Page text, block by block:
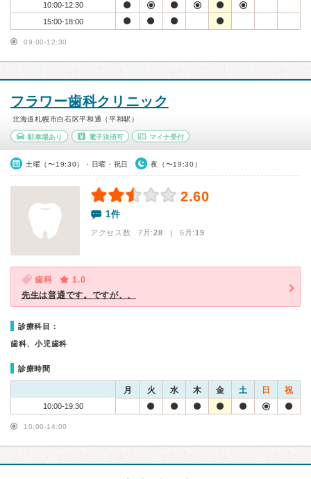
10:00-12:30
15:00-18:00
09:00-12:30
フラワー歯科クリニック
北海道札幌市白石区平和通（平和駅）
駐車場あり 電子決済可 マイナ受付
土曜（〜19:30）・日曜・祝日 夜（〜19:30）
2.60
1件
アクセス数 7月:28 | 6月:19
歯科
1.0
先生は普通です。ですが、、
診療科目：
歯科、小児歯科
診療時間
月 火 水 木 金 土 日 祝
10:00-19:30
10:00-14:00